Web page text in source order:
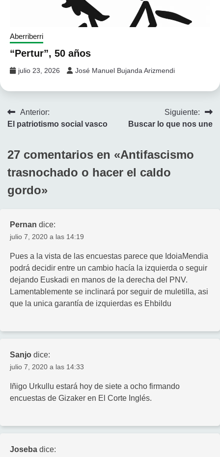
Aberriberri
“Pertur”, 50 años
julio 23, 2026 José Manuel Bujanda Arizmendi
Navegación
de
entradas
Anterior:
El patriotismo social vasco
Siguiente:
Buscar lo que nos une
27 comentarios en «Antifascismo
trasnochado o hacer el caldo
gordo»
Pernan dice:
julio 7, 2020 a las 14:19
Pues a la vista de las encuestas parece que IdoiaMendia
podrá decidir entre un cambio hacía la izquierda o seguir
dejando Euskadi en manos de la derecha del PNV.
Lamentablemente se inclinará por seguir de muletilla, asi
que la unica garantía de izquierdas es Ehbildu
Sanjo dice:
julio 7, 2020 a las 14:33
Iñigo Urkullu estará hoy de siete a ocho firmando
encuestas de Gizaker en El Corte Inglés.
Joseba dice: